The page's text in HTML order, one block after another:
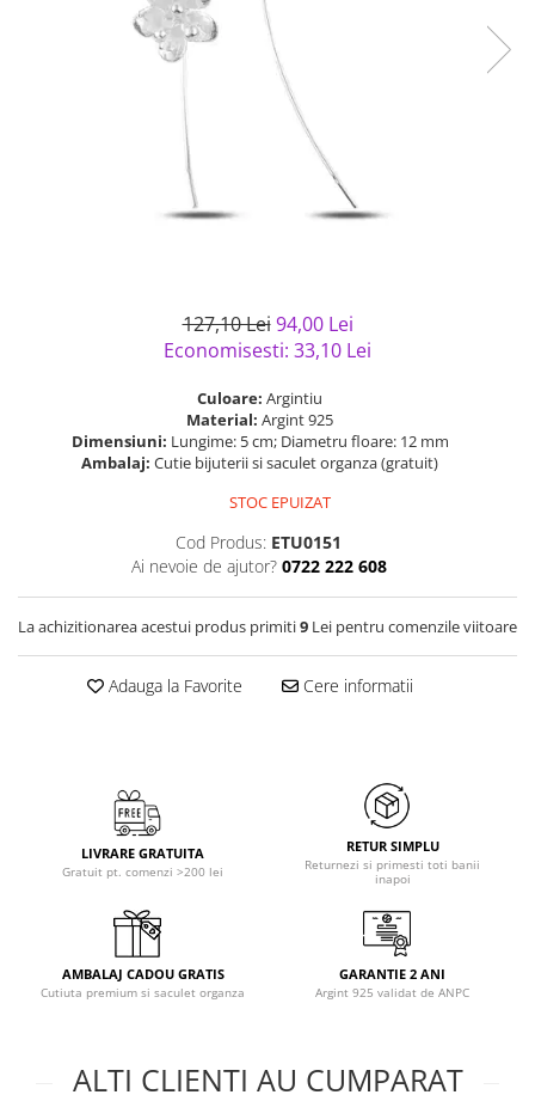
semipretioase
Bijuterii argint placat cu aur
Bijuterii argint cu murano
Bijuterii de Lux
Bijuterii gotice si rock
Casete si cutii de bijuterii
Solutii si lavete de curatare
127,10 Lei 94,00 Lei
Economisesti: 33,10 Lei
Culoare: Argintiu
Material: Argint 925
Dimensiuni: Lungime: 5 cm; Diametru floare: 12 mm
Ambalaj: Cutie bijuterii si saculet organza (gratuit)
STOC EPUIZAT
Cod Produs: ETU0151
Ai nevoie de ajutor? 0722 222 608
La achizitionarea acestui produs primiti9 Lei pentru comenzile viitoare
Adauga la Favorite Cere informatii
LIVRARE GRATUITA
Gratuit pt. comenzi >200 lei
RETUR SIMPLU
Returnezi si primesti toti banii
inapoi
AMBALAJ CADOU GRATIS
Cutiuta premium si saculet organza
GARANTIE 2 ANI
Argint 925 validat de ANPC
ALTI CLIENTI AU CUMPARAT